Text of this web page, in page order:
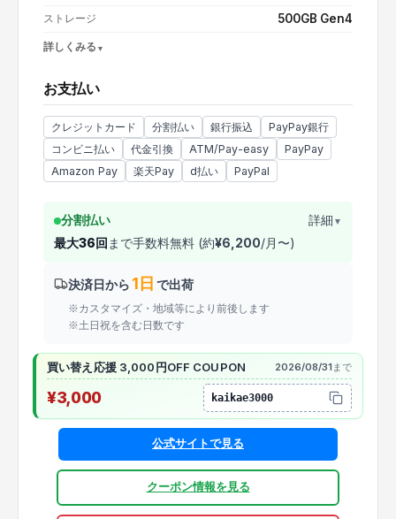
ストレージ 500GB Gen4
詳しくみる
電源
CPUクーラー 空冷
お支払い
クレジットカード 分割払い 銀行振込
PayPay銀行
コンビニ払い
代金引換 ATM/Pay-easy
PayPay
Amazon Pay
楽天Pay d払い PayPal
分割払い 詳細 ▼
最大36回 まで手数料無料 (約¥6,200/月〜)
決済日から 1日 で出荷
※カスタマイズ・地域等により前後します
※土日祝を含む日数です
買い替え応援 3,000円OFF COUPON 2026/08/31 まで
¥3,000 kaikae3000
公式サイトで見る
クーポン情報を見る